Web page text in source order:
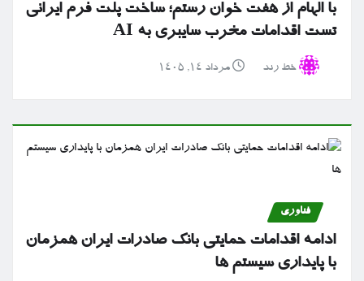
با الهام از هفت خوان رستم؛ ساخت پلت فرم ایرانی
تست اقدامات مخرب سایبری به AI
خط رند مرداد ۱۴, ۱۴۰۵
فناوری
ادامه اقدامات حمایتی بانک صادرات ایران همزمان
با پایداری سیستم ها